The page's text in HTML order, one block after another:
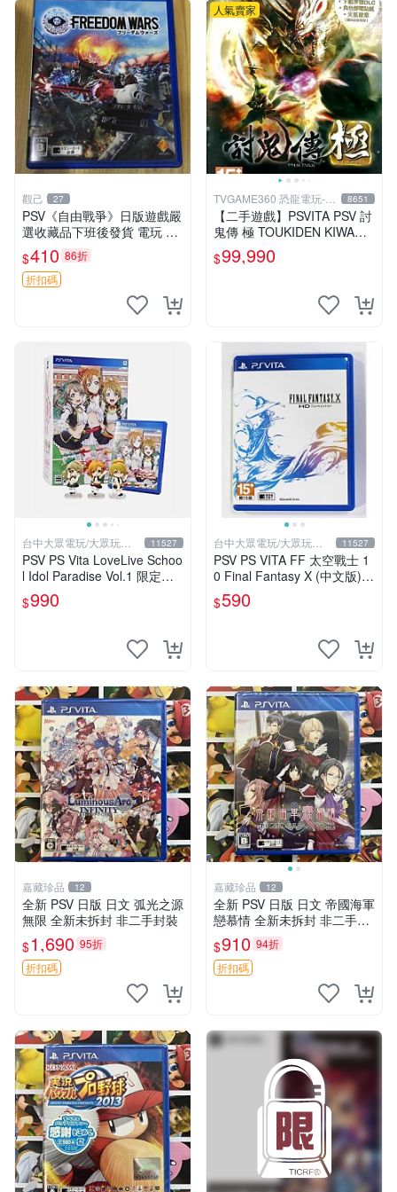
觀己 27
PSV《自由戰爭》日版遊戲嚴
選收藏品下班後發貨 電玩 測
試機 PS3 測試盒 測試片
$410 86折
折扣碼
人氣賣家
TVGAME360 恐龍電玩-台
中店
8651
【二手遊戲】PSVITA PSV 討
鬼傳 極 TOUKIDEN KIWAMI
中文版【台中恐龍電玩】
$99,990
台中大眾電玩/大眾玩具
店
11527
PSV PS Vita LoveLive Schoo
l Idol Paradise Vol.1 限定版
【台中大眾電玩】
$990
台中大眾電玩/大眾玩具
店
11527
PSV PS VITA FF 太空戰士 1
0 Final Fantasy X (中文版)
(二手商品)【台中大眾電玩】
$590
嘉藏珍品 12
全新 PSV 日版 日文 弧光之源
無限 全新未拆封 非二手封裝
$1,690 95折
折扣碼
嘉藏珍品 12
全新 PSV 日版 日文 帝國海軍
戀慕情 全新未拆封 非二手封
裝
$910 94折
折扣碼